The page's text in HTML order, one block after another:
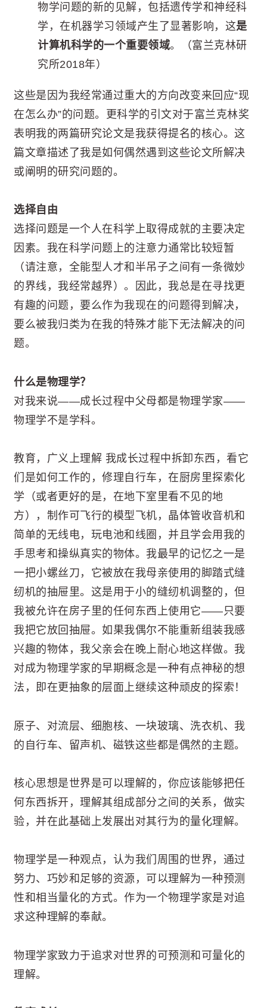
物学问题的新的见解，包括遗传学和神经科
学，在机器学习领域产生了显著影响，这是
计算机科学的一个重要领域。（富兰克林研
究所2018年）
这些是因为我经常通过重大的方向改变来回应“现
在怎么办”的问题。更科学的引文对于富兰克林奖
表明我的两篇研究论文是我获得提名的核心。这
篇文章描述了我是如何偶然遇到这些论文所解决
或阐明的研究问题的。
选择自由
选择问题是一个人在科学上取得成就的主要决定
因素。我在科学问题上的注意力通常比较短暂
（请注意，全能型人才和半吊子之间有一条微妙
的界线，我经常越界）。因此，我总是在寻找更
有趣的问题，要么作为我现在的问题得到解决，
要么被我归类为在我的特殊才能下无法解决的问
题。
什么是物理学？
对我来说——成长过程中父母都是物理学家——
物理学不是学科。
教育，广义上理解 我成长过程中拆卸东西，看它
们是如何工作的，修理自行车，在厨房里探索化
学（或者更好的是，在地下室里看不见的地
方），制作可飞行的模型飞机，晶体管收音机和
简单的无线电，玩电池和线圈，并且学会用我的
手思考和操纵真实的物体。我最早的记忆之一是
一把小螺丝刀，它被放在我母亲使用的脚踏式缝
纫机的抽屉里。这是用于小的缝纫机调整的，但
我被允许在房子里的任何东西上使用它——只要
我把它放回抽屉。如果我偶尔不能重新组装我感
兴趣的物体，我父亲会在晚上耐心地这样做。我
对成为物理学家的早期概念是一种有点神秘的想
法，即在更抽象的层面上继续这种顽皮的探索！
原子、对流层、细胞核、一块玻璃、洗衣机、我
的自行车、留声机、磁铁这些都是偶然的主题。
核心思想是世界是可以理解的，你应该能够把任
何东西拆开，理解其组成部分之间的关系，做实
验，并在此基础上发展出对其行为的量化理解。
物理学是一种观点，认为我们周围的世界，通过
努力、巧妙和足够的资源，可以理解为一种预测
性和相当量化的方式。作为一个物理学家是对追
求这种理解的奉献。
物理学家致力于追求对世界的可预测和可量化的
理解。